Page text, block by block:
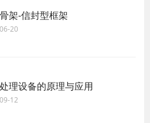
架-信封型框架
20
理设备的原理与应用
12